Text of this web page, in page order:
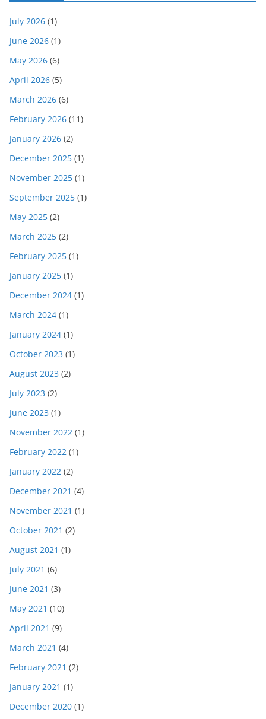
July 2026 (1)
June 2026 (1)
May 2026 (6)
April 2026 (5)
March 2026 (6)
February 2026 (11)
January 2026 (2)
December 2025 (1)
November 2025 (1)
September 2025 (1)
May 2025 (2)
March 2025 (2)
February 2025 (1)
January 2025 (1)
December 2024 (1)
March 2024 (1)
January 2024 (1)
October 2023 (1)
August 2023 (2)
July 2023 (2)
June 2023 (1)
November 2022 (1)
February 2022 (1)
January 2022 (2)
December 2021 (4)
November 2021 (1)
October 2021 (2)
August 2021 (1)
July 2021 (6)
June 2021 (3)
May 2021 (10)
April 2021 (9)
March 2021 (4)
February 2021 (2)
January 2021 (1)
December 2020 (1)